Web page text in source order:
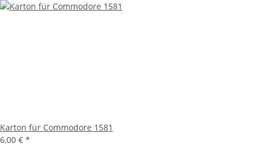
Karton für Commodore 1581
6,00 € *